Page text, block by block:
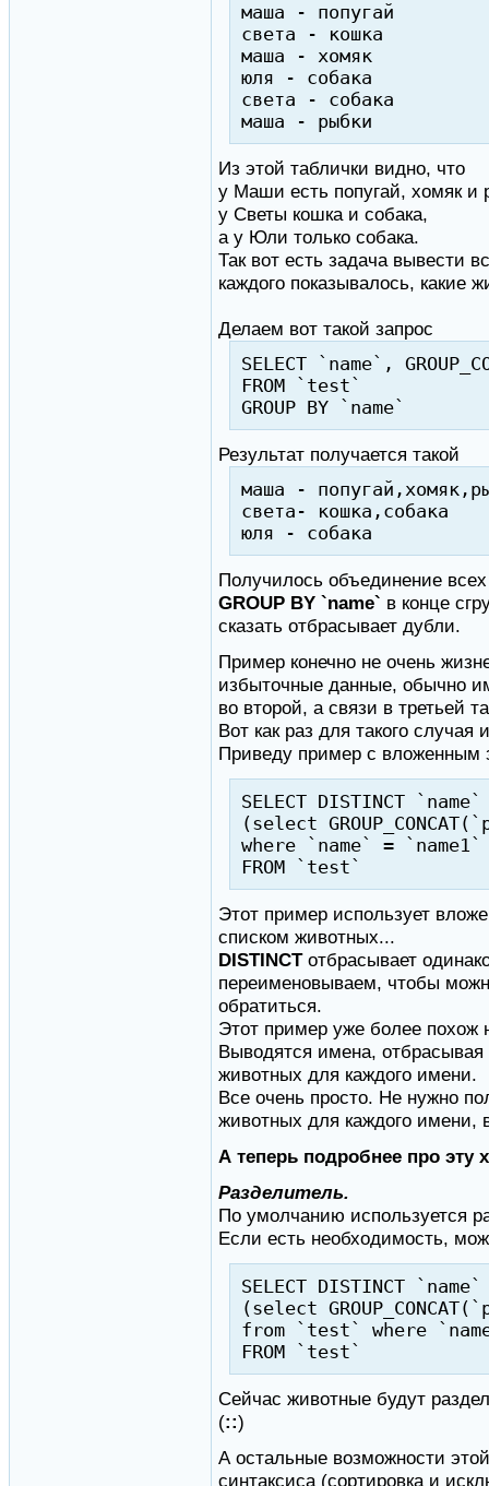
маша - попугай
света - кошка
маша - хомяк
юля - собака
света - собака
маша - рыбки
Из этой таблички видно, что
у Маши есть попугай, хомяк и
у Светы кошка и собака,
а у Юли только собака.
Так вот есть задача вывести
каждого показывалось, какие
Делаем вот такой запрос
SELECT `name`,
FROM `test`
GROUP BY `name`
Результат получается такой
маша -
света- кошка,собака
юля - собака
Получилось объединение
GROUP BY `name` в конце
сказать отбрасывает дубли.
Пример конечно не очень
избыточные данные, обычно
во второй, а связи в третьей
Вот как раз для такого случая
Приведу пример с вложенным
SELECT DISTINCT
(select
where `name` =
FROM `test`
Этот пример использует
списком животных...
DISTINCTотбрасывает
переименовываем, чтобы
обратиться.
Этот пример уже более похож
Выводятся имена, отбрасывая
животных для каждого имени.
Все очень просто. Не нужно
животных для каждого имени,
А теперь подробнее про эту
Разделитель.
По умолчанию используется
Если есть необходимость,
SELECT DISTINCT
(select
from `test` where
FROM `test`
Сейчас животные будут
(::)
А остальные возможности
синтаксиса (сортировка и